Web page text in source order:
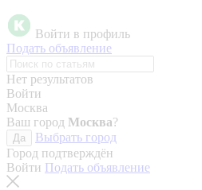
Войти в профиль
Подать объявление
Нет результатов
Войти
Москва
Ваш город Москва?
Да
Выбрать город
Город подтверждён
Войти Подать объявление